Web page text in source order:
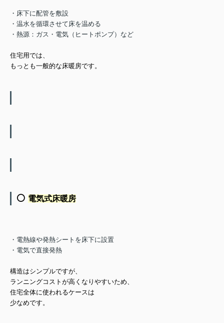
・床下に配管を敷設
・温水を循環させて床を温める
・熱源：ガス・電気（ヒートポンプ）など
住宅用では、
もっとも一般的な床暖房です。
⚪️ 電気式床暖房
・電熱線や発熱シートを床下に設置
・電気で直接発熱
構造はシンプルですが、
ランニングコストが高くなりやすいため、
住宅全体に使われるケースは
少なめです。